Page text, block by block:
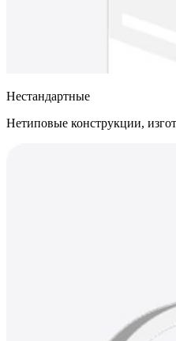
Нестандартные
Нетиповые конструкции,